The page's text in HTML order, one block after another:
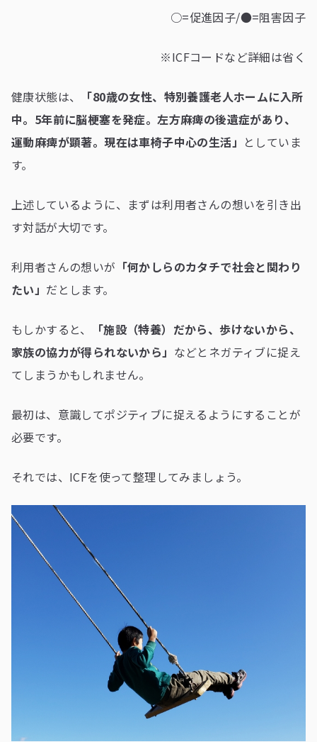
○=促進因子/●=阻害因子
※ICFコードなど詳細は省く
健康状態は、
「80歳の女性、特別養護老人ホームに入所
中。5年前に脳梗塞を発症。左方麻痺の後遺症があり、
運動麻痺が顕著。現在は車椅子中心の生活」 としていま
す。
上述しているように、まずは利用者さんの想いを引き出
す対話が大切です。
利用者さんの想いが 「何かしらのカタチで社会と関わり
たい」 だとします。
もしかすると、
「施設（特養）だから、歩けないから、
家族の協力が得られないから」 などとネガティブに捉え
てしまうかもしれません。
最初は、意識してポジティブに捉えるようにすることが
必要です。
それでは、ICFを使って整理してみましょう。